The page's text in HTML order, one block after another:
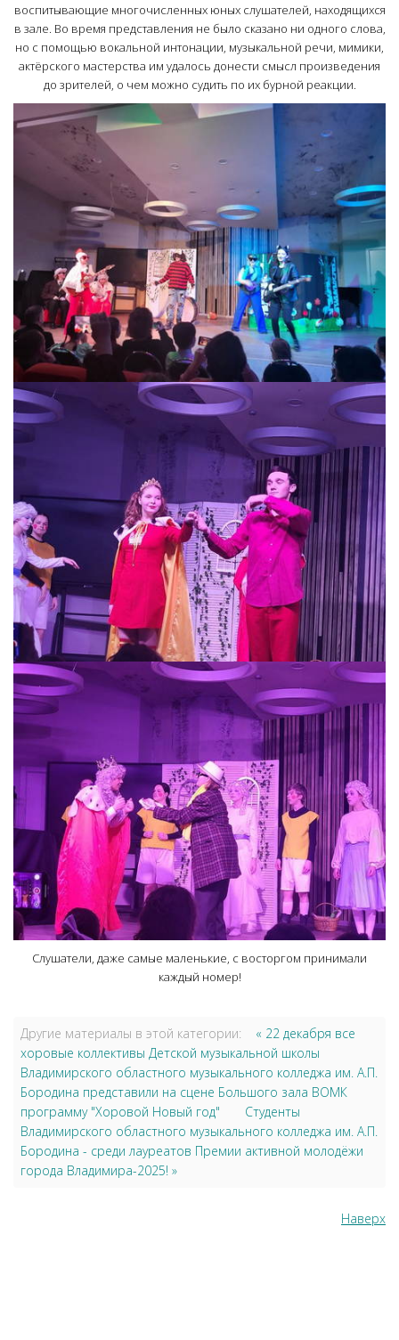
воспитывающие многочисленных юных слушателей, находящихся
в зале. Во время представления не было сказано ни одного слова,
но с помощью вокальной интонации, музыкальной речи, мимики,
актёрского мастерства им удалось донести смысл произведения
до зрителей, о чем можно судить по их бурной реакции.
Слушатели, даже самые маленькие, с восторгом принимали
каждый номер!
Другие материалы в этой категории:
« 22 декабря все
хоровые коллективы Детской музыкальной школы
Владимирского областного музыкального колледжа им. А.П.
Бородина представили на сцене Большого зала ВОМК
программу "Хоровой Новый год"
Студенты
Владимирского областного музыкального колледжа им. А.П.
Бородина - среди лауреатов Премии активной молодёжи
города Владимира-2025! »
Наверх